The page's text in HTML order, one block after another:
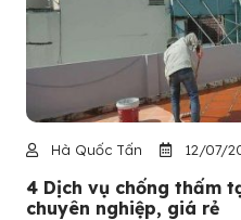
Hà Quốc Tấn 12/07/
4 Dịch vụ chống thấm
chuyên nghiệp, giá rẻ